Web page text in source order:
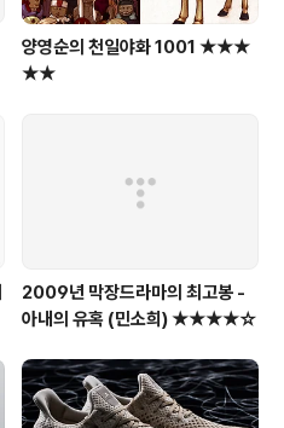
양영순의 천일야화 1001 ★★★
★★
2009년 막장드라마의 최고봉 -
아내의 유혹 (민소희) ★★★★☆